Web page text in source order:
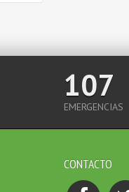
107
EMERGENCIAS
CONTACTO